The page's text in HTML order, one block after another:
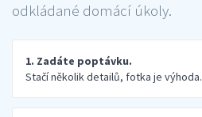
odkládané domácí úkoly.
1. Zadáte poptávku.
Stačí několik detailů, fotka je výhoda.